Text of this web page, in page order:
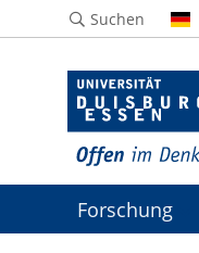
Suchen
Forschung